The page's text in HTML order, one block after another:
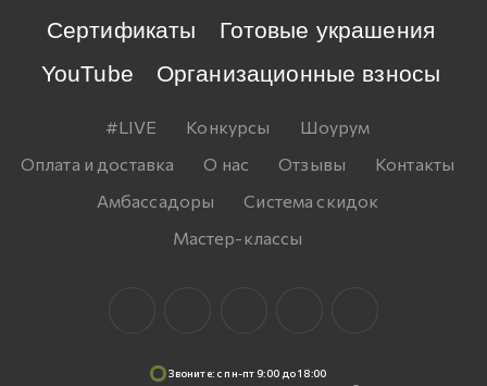
Сертификаты
Готовые украшения
YouTube
Организационные взносы
#LIVE Конкурсы
Шоурум
Оплата и доставка
О нас Отзывы
Контакты
Амбассадоры
Система скидок
Мастер-классы
Звоните: c пн-пт 9:00 до 18:00